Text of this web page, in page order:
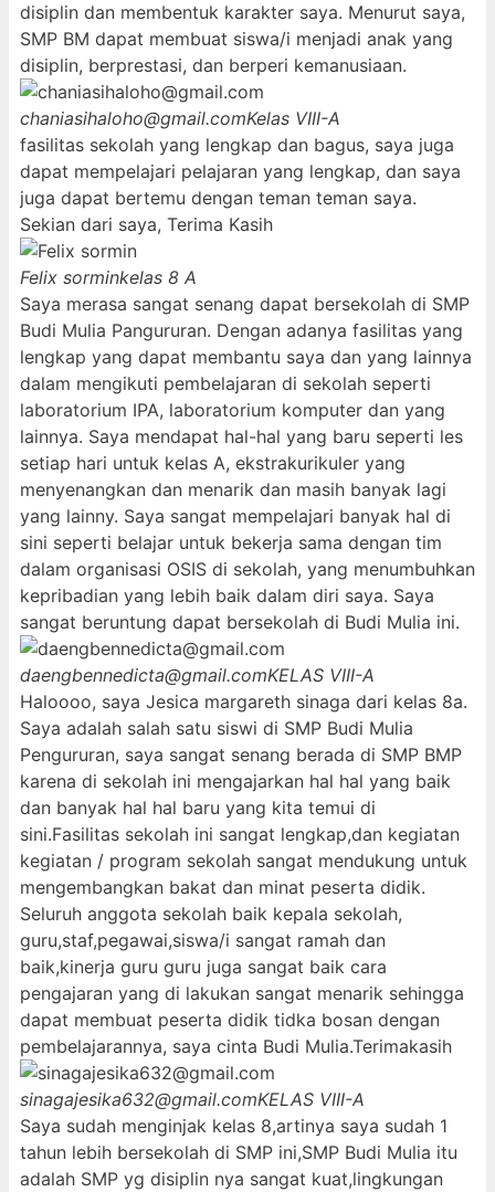
disiplin dan membentuk karakter saya. Menurut saya,
SMP BM dapat membuat siswa/i menjadi anak yang
disiplin, berprestasi, dan berperi kemanusiaan.
chaniasihaloho@gmail.comKelas VIII-A
fasilitas sekolah yang lengkap dan bagus, saya juga
dapat mempelajari pelajaran yang lengkap, dan saya
juga dapat bertemu dengan teman teman saya.
Sekian dari saya, Terima Kasih
Felix sorminkelas 8 A
Saya merasa sangat senang dapat bersekolah di SMP
Budi Mulia Pangururan. Dengan adanya fasilitas yang
lengkap yang dapat membantu saya dan yang lainnya
dalam mengikuti pembelajaran di sekolah seperti
laboratorium IPA, laboratorium komputer dan yang
lainnya. Saya mendapat hal-hal yang baru seperti les
setiap hari untuk kelas A, ekstrakurikuler yang
menyenangkan dan menarik dan masih banyak lagi
yang lainny. Saya sangat mempelajari banyak hal di
sini seperti belajar untuk bekerja sama dengan tim
dalam organisasi OSIS di sekolah, yang menumbuhkan
kepribadian yang lebih baik dalam diri saya. Saya
sangat beruntung dapat bersekolah di Budi Mulia ini.
daengbennedicta@gmail.comKELAS VIII-A
Haloooo, saya Jesica margareth sinaga dari kelas 8a.
Saya adalah salah satu siswi di SMP Budi Mulia
Pengururan, saya sangat senang berada di SMP BMP
karena di sekolah ini mengajarkan hal hal yang baik
dan banyak hal hal baru yang kita temui di
sini.Fasilitas sekolah ini sangat lengkap,dan kegiatan
kegiatan / program sekolah sangat mendukung untuk
mengembangkan bakat dan minat peserta didik.
Seluruh anggota sekolah baik kepala sekolah,
guru,staf,pegawai,siswa/i sangat ramah dan
baik,kinerja guru guru juga sangat baik cara
pengajaran yang di lakukan sangat menarik sehingga
dapat membuat peserta didik tidka bosan dengan
pembelajarannya, saya cinta Budi Mulia.Terimakasih
sinagajesika632@gmail.comKELAS VIII-A
Saya sudah menginjak kelas 8,artinya saya sudah 1
tahun lebih bersekolah di SMP ini,SMP Budi Mulia itu
adalah SMP yg disiplin nya sangat kuat,lingkungan